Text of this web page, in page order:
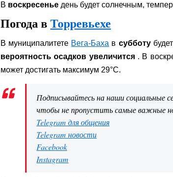
В воскресенье день будет солнечным,
Погода в Торревьехе
В муниципалитете Вега-Баха в субботу
вероятность осадков увеличится. В
может достигать максимум 29°C.
Подписывайтесь на наши социальные
чтобы не пропустить самые важные
Telegram для общения
Telegram новости
Facebook
Instagram